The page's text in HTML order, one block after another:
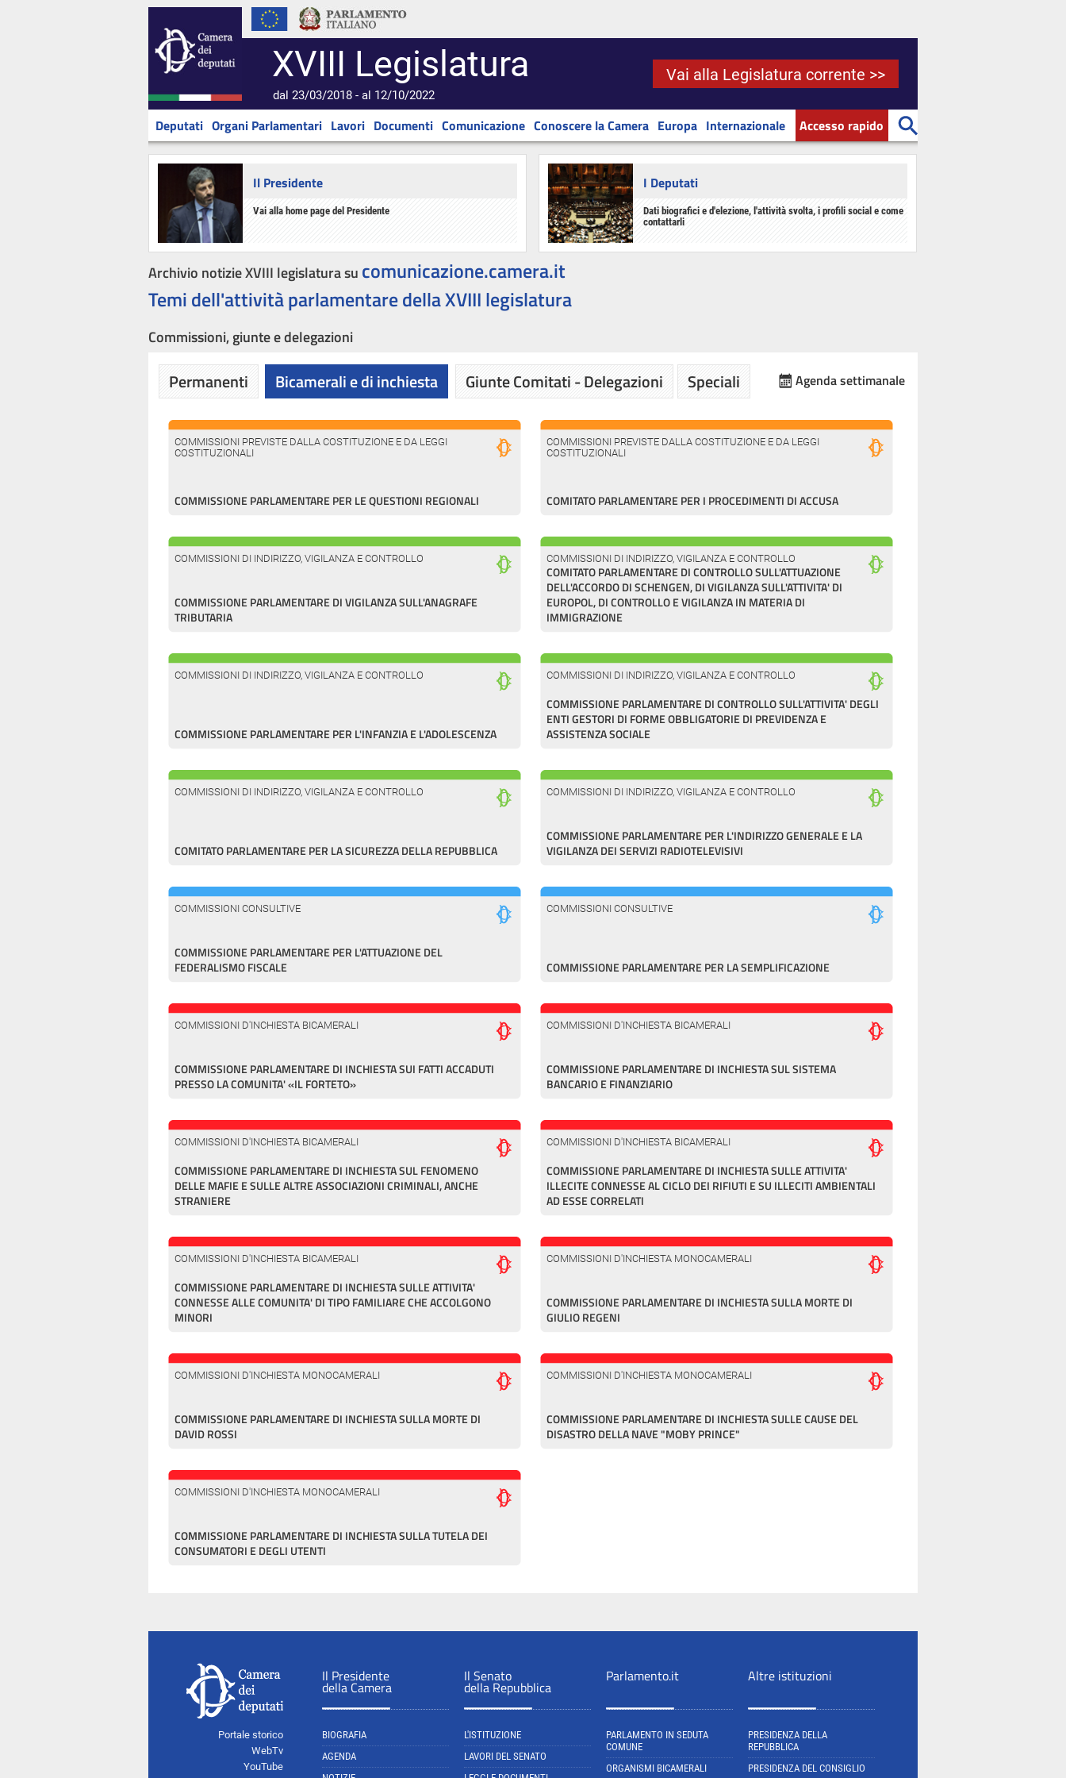
XVIII Legislatura
dal 23/03/2018 - al 12/10/2022
Vai alla Legislatura corrente >>
Deputati Organi Parlamentari Lavori Documenti Comunicazione Conoscere la Camera Europa Internazionale Accesso rapido
Il Presidente
Vai alla home page del Presidente
I Deputati
Dati biografici e d'elezione, l'attività svolta, i profili social e come
contattarli
Archivio notizie XVIII legislatura su comunicazione.camera.it
Temi dell'attività parlamentare della XVIII legislatura
Commissioni, giunte e delegazioni
Permanenti Bicamerali e di inchiesta
COMMISSIONI PREVISTE DALLA COSTITUZIONE E DA LEGGI
COSTITUZIONALI
COMMISSIONE PARLAMENTARE PER LE QUESTIONI REGIONALI
COMMISSIONI PREVISTE DALLA COSTITUZIONE E DA LEGGI
COSTITUZIONALI
COMITATO PARLAMENTARE PER I PROCEDIMENTI DI ACCUSA
COMMISSIONI DI INDIRIZZO, VIGILANZA E CONTROLLO
COMMISSIONE PARLAMENTARE DI VIGILANZA SULL'ANAGRAFE
TRIBUTARIA
COMMISSIONI DI INDIRIZZO, VIGILANZA E CONTROLLO
COMITATO PARLAMENTARE DI CONTROLLO SULL'ATTUAZIONE
DELL'ACCORDO DI SCHENGEN, DI VIGILANZA SULL'ATTIVITA' DI
EUROPOL, DI CONTROLLO E VIGILANZA IN MATERIA DI
IMMIGRAZIONE
COMMISSIONI DI INDIRIZZO, VIGILANZA E CONTROLLO
COMMISSIONE PARLAMENTARE PER L'INFANZIA E L'ADOLESCENZA
COMMISSIONI DI INDIRIZZO, VIGILANZA E CONTROLLO
COMMISSIONE PARLAMENTARE DI CONTROLLO SULL'ATTIVITA' DEGLI
ENTI GESTORI DI FORME OBBLIGATORIE DI PREVIDENZA E
ASSISTENZA SOCIALE
COMMISSIONI DI INDIRIZZO, VIGILANZA E CONTROLLO
COMITATO PARLAMENTARE PER LA SICUREZZA DELLA REPUBBLICA
COMMISSIONI DI INDIRIZZO, VIGILANZA E CONTROLLO
COMMISSIONE PARLAMENTARE PER L'INDIRIZZO GENERALE E LA
VIGILANZA DEI SERVIZI RADIOTELEVISIVI
COMMISSIONI CONSULTIVE
COMMISSIONE PARLAMENTARE PER L'ATTUAZIONE DEL
FEDERALISMO FISCALE
COMMISSIONI CONSULTIVE
COMMISSIONE PARLAMENTARE PER LA SEMPLIFICAZIONE
COMMISSIONI D'INCHIESTA BICAMERALI
COMMISSIONE PARLAMENTARE DI INCHIESTA SUI FATTI ACCADUTI
PRESSO LA COMUNITA' «IL FORTETO»
COMMISSIONI D'INCHIESTA BICAMERALI
COMMISSIONE PARLAMENTARE DI INCHIESTA SUL SISTEMA
BANCARIO E FINANZIARIO
COMMISSIONI D'INCHIESTA BICAMERALI
COMMISSIONE PARLAMENTARE DI INCHIESTA SUL FENOMENO
DELLE MAFIE E SULLE ALTRE ASSOCIAZIONI CRIMINALI, ANCHE
STRANIERE
COMMISSIONI D'INCHIESTA BICAMERALI
COMMISSIONE PARLAMENTARE DI INCHIESTA SULLE ATTIVITA'
ILLECITE CONNESSE AL CICLO DEI RIFIUTI E SU ILLECITI AMBIENTALI
AD ESSE CORRELATI
COMMISSIONI D'INCHIESTA BICAMERALI
COMMISSIONE PARLAMENTARE DI INCHIESTA SULLE ATTIVITA'
CONNESSE ALLE COMUNITA' DI TIPO FAMILIARE CHE ACCOLGONO
MINORI
COMMISSIONI D'INCHIESTA MONOCAMERALI
COMMISSIONE PARLAMENTARE DI INCHIESTA SULLA MORTE DI
GIULIO REGENI
COMMISSIONI D'INCHIESTA MONOCAMERALI
COMMISSIONE PARLAMENTARE DI INCHIESTA SULLA MORTE DI
DAVID ROSSI
COMMISSIONI D'INCHIESTA MONOCAMERALI
COMMISSIONE PARLAMENTARE DI INCHIESTA SULLE CAUSE DEL
DISASTRO DELLA NAVE "MOBY PRINCE"
COMMISSIONI D'INCHIESTA MONOCAMERALI
COMMISSIONE PARLAMENTARE DI INCHIESTA SULLA TUTELA DEI
CONSUMATORI E DEGLI UTENTI
Agenda settimanale
Giunte Comitati - Delegazioni Speciali
Portale storico
WebTv
YouTube
Il Presidente
della Camera
BIOGRAFIA
AGENDA
Il Senato
della Repubblica
L'ISTITUZIONE
LAVORI DEL SENATO
Parlamento.it
PARLAMENTO IN SEDUTA
COMUNE
ORGANISMI BICAMERALI
Altre istituzioni
PRESIDENZA DELLA
REPUBBLICA
PRESIDENZA DEL CONSIGLIO